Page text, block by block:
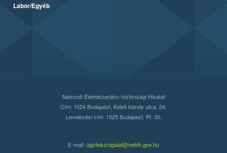
Labor/Egyéb
Nemzeti Élelmiszerlánc-biztonsági Hivatal
Cím: 1024 Budapest, Keleti Károly utca. 24.
Levelezési cím: 1525 Budapest. Pf. 30.
E-mail: ugyfelszolgalat@nebih.gov.hu